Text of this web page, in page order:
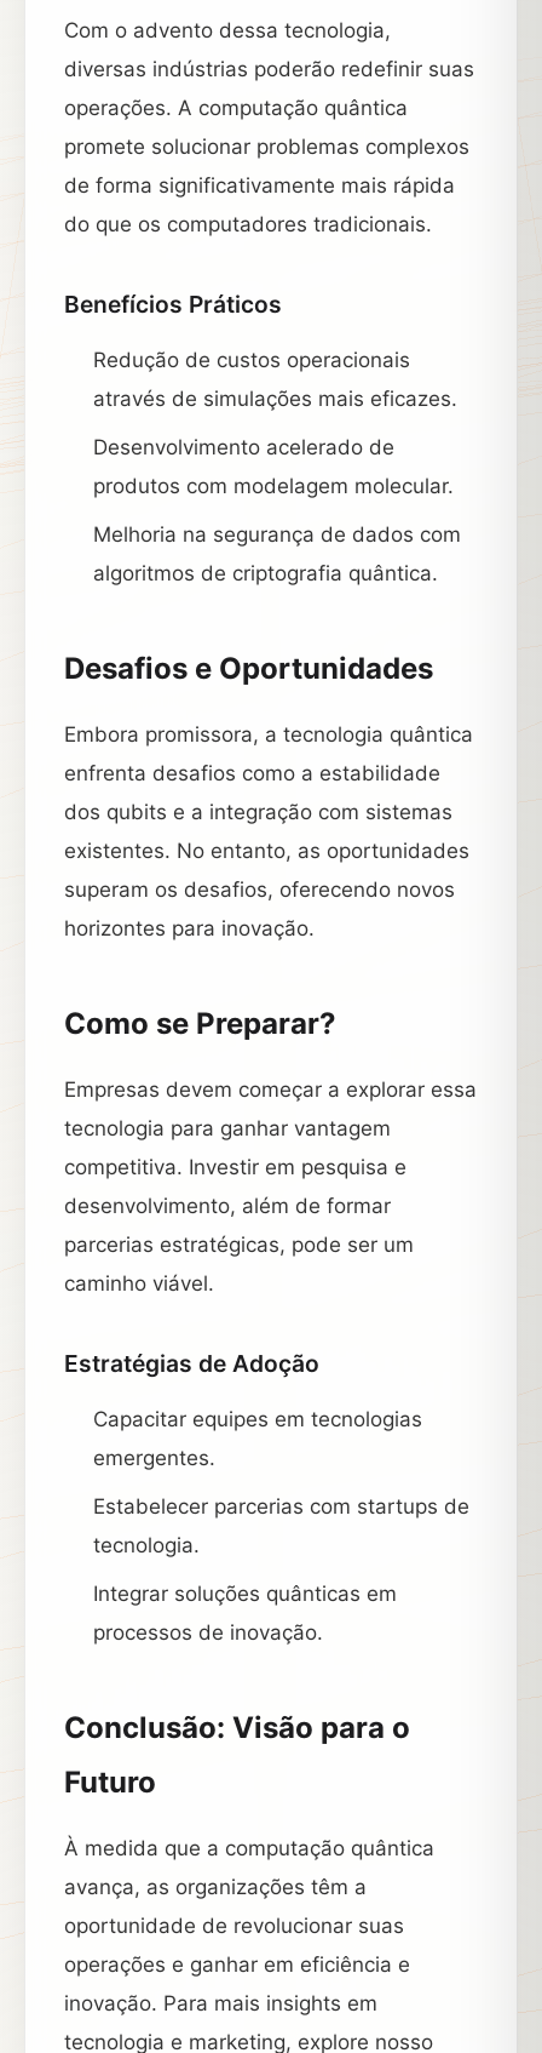
Com o advento dessa tecnologia,
diversas indústrias poderão redefinir suas
operações. A computação quântica
promete solucionar problemas complexos
de forma significativamente mais rápida
do que os computadores tradicionais.
Benefícios Práticos
Redução de custos operacionais
através de simulações mais eficazes.
Desenvolvimento acelerado de
produtos com modelagem molecular.
Melhoria na segurança de dados com
algoritmos de criptografia quântica.
Desafios e Oportunidades
Embora promissora, a tecnologia quântica
enfrenta desafios como a estabilidade
dos qubits e a integração com sistemas
existentes. No entanto, as oportunidades
superam os desafios, oferecendo novos
horizontes para inovação.
Como se Preparar?
Empresas devem começar a explorar essa
tecnologia para ganhar vantagem
competitiva. Investir em pesquisa e
desenvolvimento, além de formar
parcerias estratégicas, pode ser um
caminho viável.
Estratégias de Adoção
Capacitar equipes em tecnologias
emergentes.
Estabelecer parcerias com startups de
tecnologia.
Integrar soluções quânticas em
processos de inovação.
Conclusão: Visão para o
Futuro
À medida que a computação quântica
avança, as organizações têm a
oportunidade de revolucionar suas
operações e ganhar em eficiência e
inovação. Para mais insights em
tecnologia e marketing, explore nosso